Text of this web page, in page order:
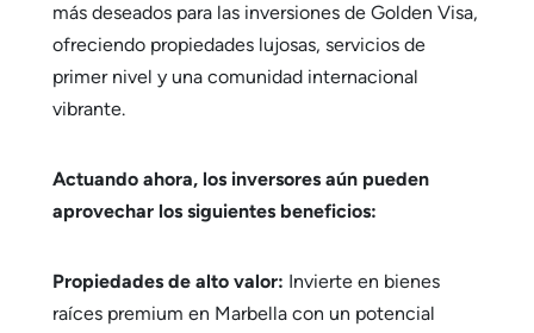
más deseados para las inversiones de Golden Visa,
ofreciendo propiedades lujosas, servicios de
primer nivel y una comunidad internacional
vibrante.
Actuando ahora, los inversores aún pueden
aprovechar los siguientes beneficios:
Propiedades de alto valor: Invierte en bienes
raíces premium en Marbella con un potencial